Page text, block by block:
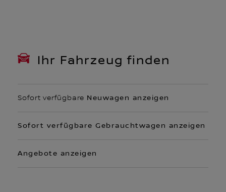
Ihr Fahrzeug finden
Sofort verfügbare Neuwagen anzeigen
Sofort verfügbare Gebrauchtwagen anzeigen
Angebote anzeigen